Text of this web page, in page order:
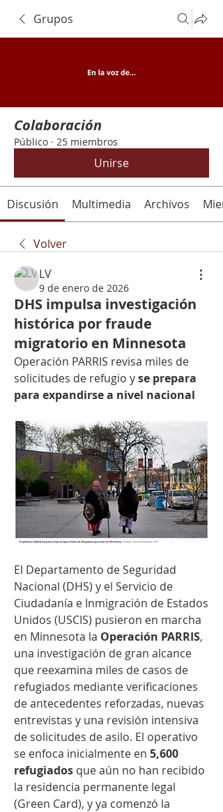
Grupos
Colaboración
Público · 25 miembros
Unirse
Discusión Multimedia Archivos
Volver
LV
9 de enero de 2026
DHS impulsa investigación
histórica por fraude
migratorio en Minnesota
Operación PARRIS revisa miles de
solicitudes de refugio y se prepara
para expandirse a nivel nacional
El Departamento de Seguridad
Nacional (DHS) y el Servicio de
Ciudadanía e Inmigración de Estados
Unidos (USCIS) pusieron en marcha
en Minnesota la Operación PARRIS,
una investigación de gran alcance
que reexamina miles de casos de
refugiados mediante verificaciones
de antecedentes reforzadas, nuevas
entrevistas y una revisión intensiva
de solicitudes de asilo. El operativo
se enfoca inicialmente en 5,600
refugiados que aún no han recibido
la residencia permanente legal